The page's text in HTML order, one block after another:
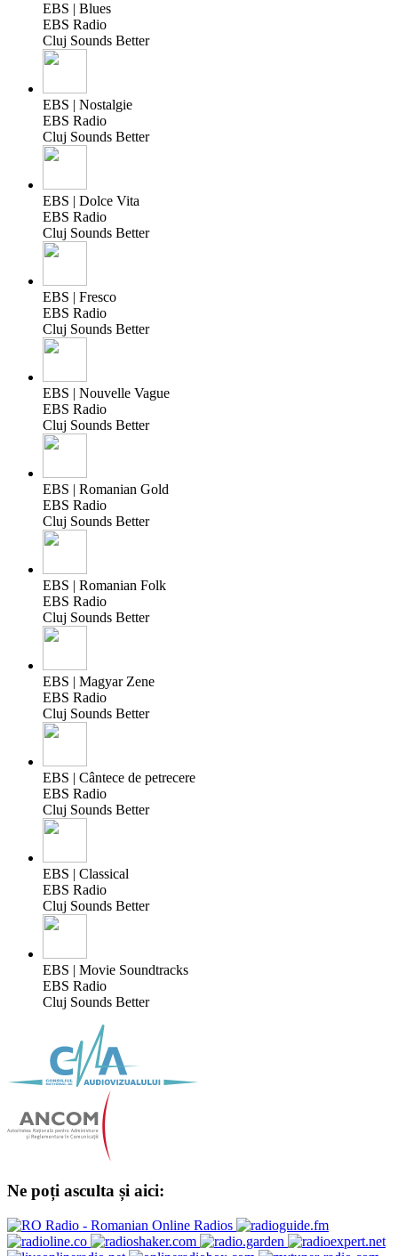
EBS | Blues
EBS Radio
Cluj Sounds Better
EBS | Nostalgie
EBS Radio
Cluj Sounds Better
EBS | Dolce Vita
EBS Radio
Cluj Sounds Better
EBS | Fresco
EBS Radio
Cluj Sounds Better
EBS | Nouvelle Vague
EBS Radio
Cluj Sounds Better
EBS | Romanian Gold
EBS Radio
Cluj Sounds Better
EBS | Romanian Folk
EBS Radio
Cluj Sounds Better
EBS | Magyar Zene
EBS Radio
Cluj Sounds Better
EBS | Cântece de petrecere
EBS Radio
Cluj Sounds Better
EBS | Classical
EBS Radio
Cluj Sounds Better
EBS | Movie Soundtracks
EBS Radio
Cluj Sounds Better
Ne poți asculta și aici: